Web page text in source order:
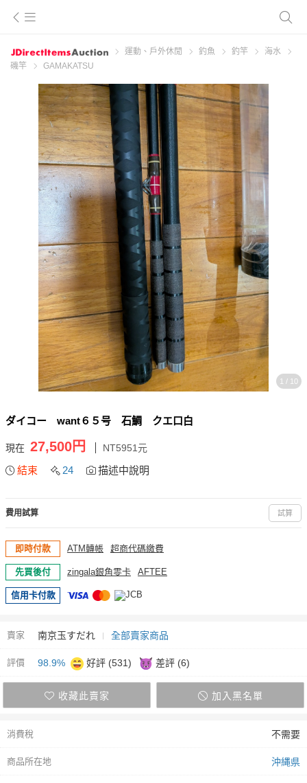
運動、戶外休閒 釣魚 釣竿
海水
磯竿
GAMAKATSU
1 / 10
ダイコー want６５号 石鯛 クエ口白
現在 27,500円 NT5951元
結束 24 描述中說明
費用試算 試算
即時付款 ATM轉帳 超商代碼繳費
先買後付 zingala銀角零卡 AFTEE
信用卡付款
賣家 南京玉すだれ 全部賣家商品
評價 98.9% 好評 (531) 差評 (6)
收藏此賣家 加入黑名單
消費稅 不需要
商品所在地 沖縄県